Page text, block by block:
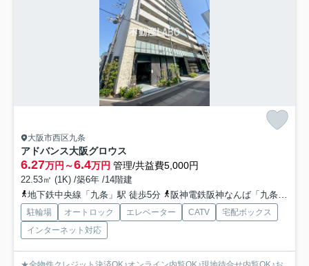
大阪市西区九条
アドバンス大阪グロウス
6.27万円～6.4万円 管理/共益費5,000円
22.53㎡ (1K) /築6年 /14階建
地下鉄中央線「九条」駅 徒歩5分
阪神電鉄阪神なんば「九条」駅 徒歩5分
駐輪場 オートロック エレベーター CATV
宅配ボックス
インターネット対応